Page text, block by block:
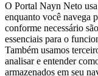
O Portal Nayn Neto
enquanto você navega
conforme necessário
essenciais para o
Também usamos
analisar e entender
armazenados em seu